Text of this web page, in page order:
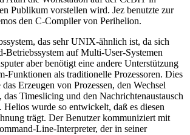
Publikum vorstellen wird. Jez benutzte zur
den C-Compiler von Perihelion.
das sehr UNIX-ähnlich ist, da sich
Betriebssystem auf Multi-User-Systemen
aber benötigt eine andere Unterstützung
Funktionen als traditionelle Prozessoren. Dies
Erzeugen von Prozessen, den Wechsel
das Timeslicing und den Nachrichtenaustausch
Helios wurde so entwickelt, daß es diesen
trägt. Der Benutzer kommuniziert mit
Line-Interpreter, der in seiner